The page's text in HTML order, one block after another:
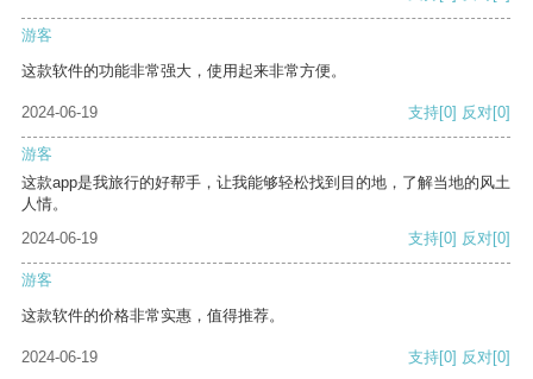
游客
这款软件的功能非常强大，使用起来非常方便。
2024-06-19 支持[0] 反对[0]
游客
这款app是我旅行的好帮手，让我能够轻松找到目的地，了解当地的风土
人情。
2024-06-19
支持[0] 反对[0]
游客
这款软件的价格非常实惠，值得推荐。
2024-06-19 支持[0] 反对[0]